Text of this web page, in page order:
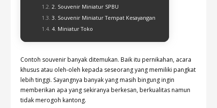
2. Souvenir Miniatur SPBU
3. Souvenir Miniatur Tempat Kesayangan
4. Miniatur Toko
Contoh souvenir banyak ditemukan. Baik itu pernikahan, acara
khusus atau oleh-oleh kepada seseorang yang memiliki pangkat
lebih tinggi. Sayangnya banyak yang masih bingung ingin
memberikan apa yang sekiranya berkesan, berkualitas namun
tidak merogoh kantong.